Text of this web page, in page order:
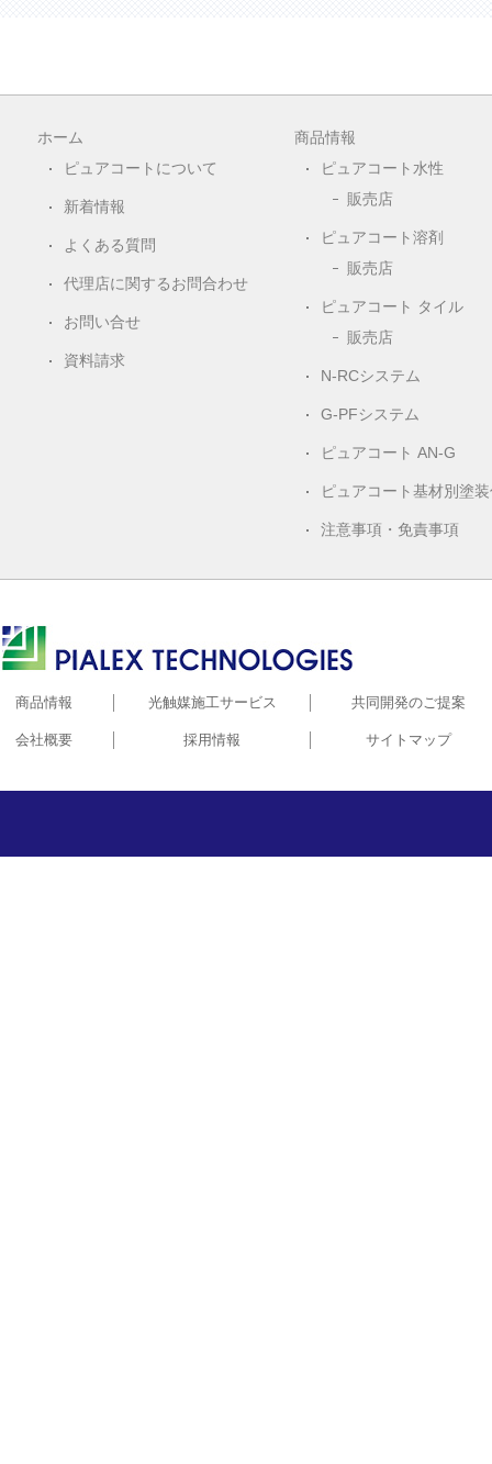
ホーム
ピュアコートについて
新着情報
よくある質問
代理店に関するお問合わせ
お問い合せ
資料請求
商品情報
ピュアコート水性
販売店
ピュアコート溶剤
販売店
ピュアコート タイル
販売店
N-RCシステム
G-PFシステム
ピュアコート AN-G
ピュアコート基材別塗
注意事項・免責事項
商品情報 光触媒施工サービス 共同開発のご提案
会社概要 採用情報 サイトマップ